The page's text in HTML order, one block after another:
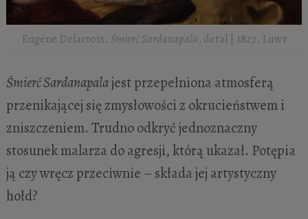
Eugène Delacroix, Śmierć Sardanapala, detal | 1827, Luwr
Śmierć Sardanapalajest przepełniona atmosferą
przenikającej się zmysłowości z okrucieństwem i
zniszczeniem. Trudno odkryć jednoznaczny
stosunek malarza do agresji, którą ukazał. Potępia
ją czy wręcz przeciwnie – składa jej artystyczny
hołd?